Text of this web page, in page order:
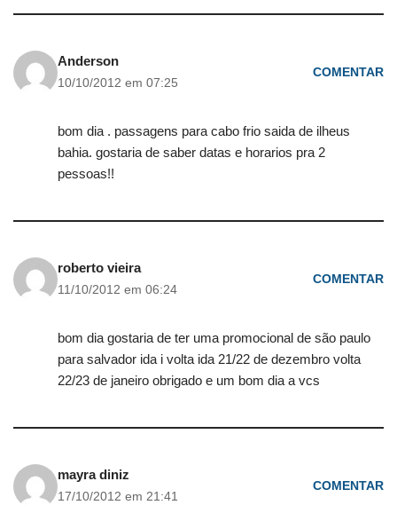
Anderson
10/10/2012 em 07:25
COMENTAR
bom dia . passagens para cabo frio saida de ilheus
bahia. gostaria de saber datas e horarios pra 2
pessoas!!
roberto vieira
11/10/2012 em 06:24
COMENTAR
bom dia gostaria de ter uma promocional de são paulo
para salvador ida i volta ida 21/22 de dezembro volta
22/23 de janeiro obrigado e um bom dia a vcs
mayra diniz
17/10/2012 em 21:41
COMENTAR